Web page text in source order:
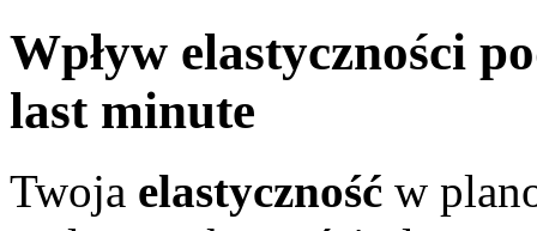
Wpływ elastyczności
last minute
Twoja elastyczność w